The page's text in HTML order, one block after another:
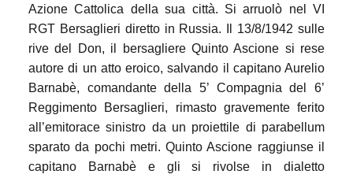
Azione Cattolica della sua città. Si arruolò nel VI
RGT Bersaglieri diretto in Russia. Il 13/8/1942 sulle
rive del Don, il bersagliere Quinto Ascione si rese
autore di un atto eroico, salvando il capitano Aurelio
Barnabè, comandante della 5’ Compagnia del 6’
Reggimento Bersaglieri, rimasto gravemente ferito
all’emitorace sinistro da un proiettile di parabellum
sparato da pochi metri. Quinto Ascione raggiunse il
capitano Barnabè e gli si rivolse in dialetto